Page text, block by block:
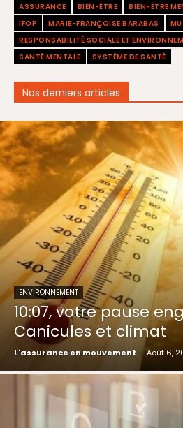
ASSURANCE BIEN-ÊTRE BIEN-ÊTRE
IFOP
MARIE-FRANÇOISE BARABAS
RESPONSABILITÉ SOCIALE ET
SANTÉ MENTALE
SYSTÈME DE SANTÉ
Nos derniers articles
ENVIRONNEMENT
10:07, votre pause
Canicules et climat
L'assurance en mouvement - Août 6,